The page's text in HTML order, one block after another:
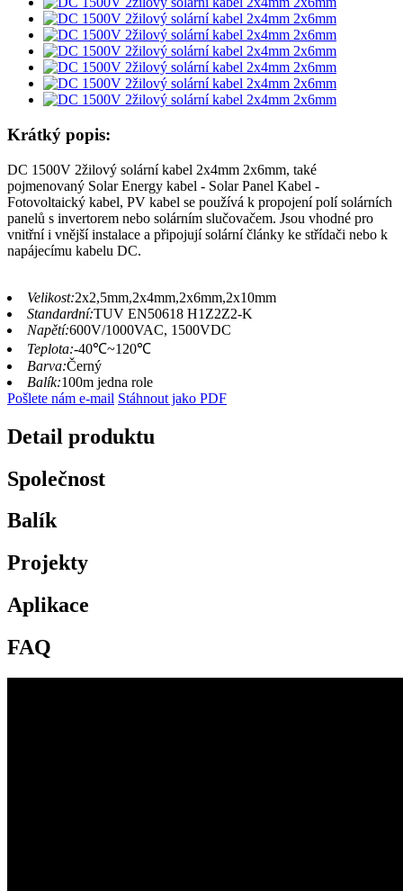
Krátký popis:
DC 1500V 2žilový solární kabel 2x4mm 2x6mm, také
pojmenovaný Solar Energy kabel - Solar Panel Kabel -
Fotovoltaický kabel, PV kabel se používá k propojení polí solárních
panelů s invertorem nebo solárním slučovačem. Jsou vhodné pro
vnitřní i vnější instalace a připojují solární články ke střídači nebo k
napájecímu kabelu DC.
Velikost:2x2,5mm,2x4mm,2x6mm,2x10mm
Standardní:TUV EN50618 H1Z2Z2-K
Napětí:600V/1000VAC, 1500VDC
Teplota:-40℃~120℃
Barva:Černý
Balík:100m jedna role
Pošlete nám e-mail Stáhnout jako PDF
Detail produktu
Společnost
Balík
Projekty
Aplikace
FAQ